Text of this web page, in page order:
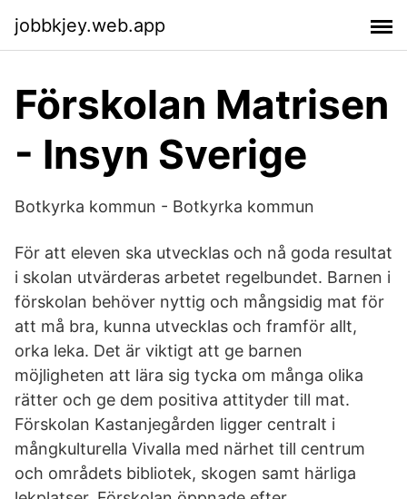
jobbkjey.web.app
Förskolan Matrisen
- Insyn Sverige
Botkyrka kommun - Botkyrka kommun
För att eleven ska utvecklas och nå goda resultat
i skolan utvärderas arbetet regelbundet. Barnen i
förskolan behöver nyttig och mångsidig mat för
att må bra, kunna utvecklas och framför allt,
orka leka. Det är viktigt att ge barnen
möjligheten att lära sig tycka om många olika
rätter och ge dem positiva attityder till mat.
Förskolan Kastanjegården ligger centralt i
mångkulturella Vivalla med närhet till centrum
och områdets bibliotek, skogen samt härliga